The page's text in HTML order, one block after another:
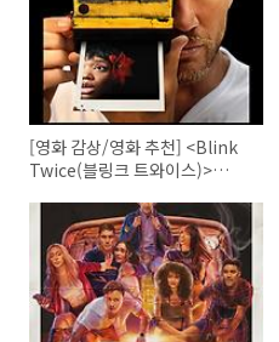
[영화 감상/영화 추천] <Blink
Twice(블링크 트와이스)>